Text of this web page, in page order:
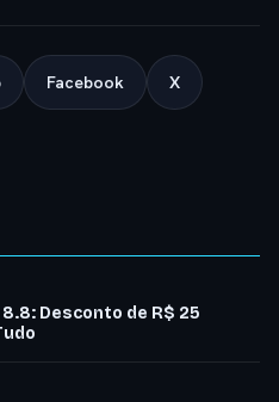
Facebook X
Desconto de R$ 25